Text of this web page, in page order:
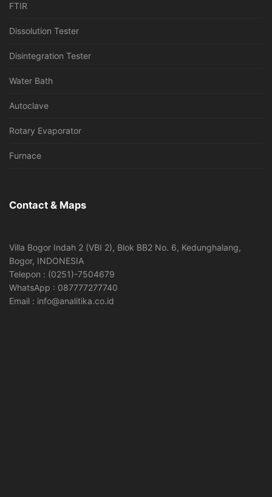
FTIR
Dissolution Tester
Disintegration Tester
Water Bath
Autoclave
Rotary Evaporator
Furnace
Contact & Maps
Villa Bogor Indah 2 (VBI 2), Blok BB2 No. 6, Kedunghalang,
Bogor, INDONESIA
Telepon : (0251)-7504679
WhatsApp : 087777277740
Email : info@analitika.co.id